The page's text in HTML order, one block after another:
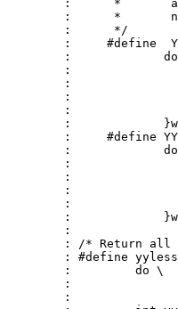
:      *
:      *
:      */
:     #define
:
:
:
:
:
:
:     #define
:
:
:
:
:
:
:
: /* Return
: #define
:         do \
:
: